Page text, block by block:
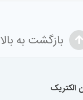
بازگشت به بالا
الکتریک